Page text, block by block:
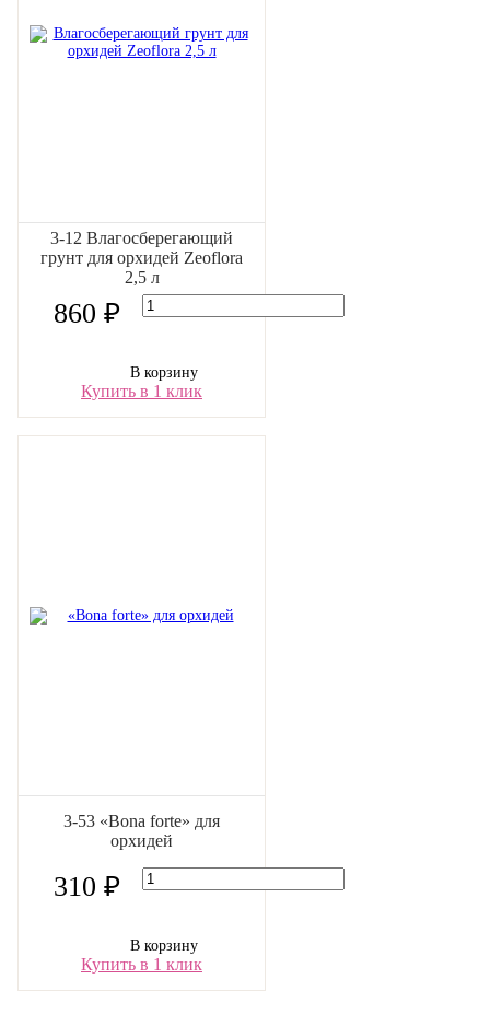
3-12 Влагосберегающий
грунт для орхидей Zeoflora
2,5 л
860 ₽
В корзину
Купить в 1 клик
3-53 «Bona forte» для
орхидей
310 ₽
В корзину
Купить в 1 клик